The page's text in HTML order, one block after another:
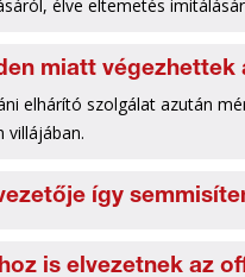
élve eltemetés
miatt végezhettek
elhárító szolgálat azután
villájában.
így
is elvezetnek az